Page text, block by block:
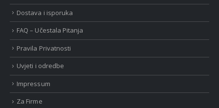
Dostava i isporuka
FAQ – Učestala Pitanja
Pravila Privatnosti
Uvjeti i odredbe
Impressum
Za Firme